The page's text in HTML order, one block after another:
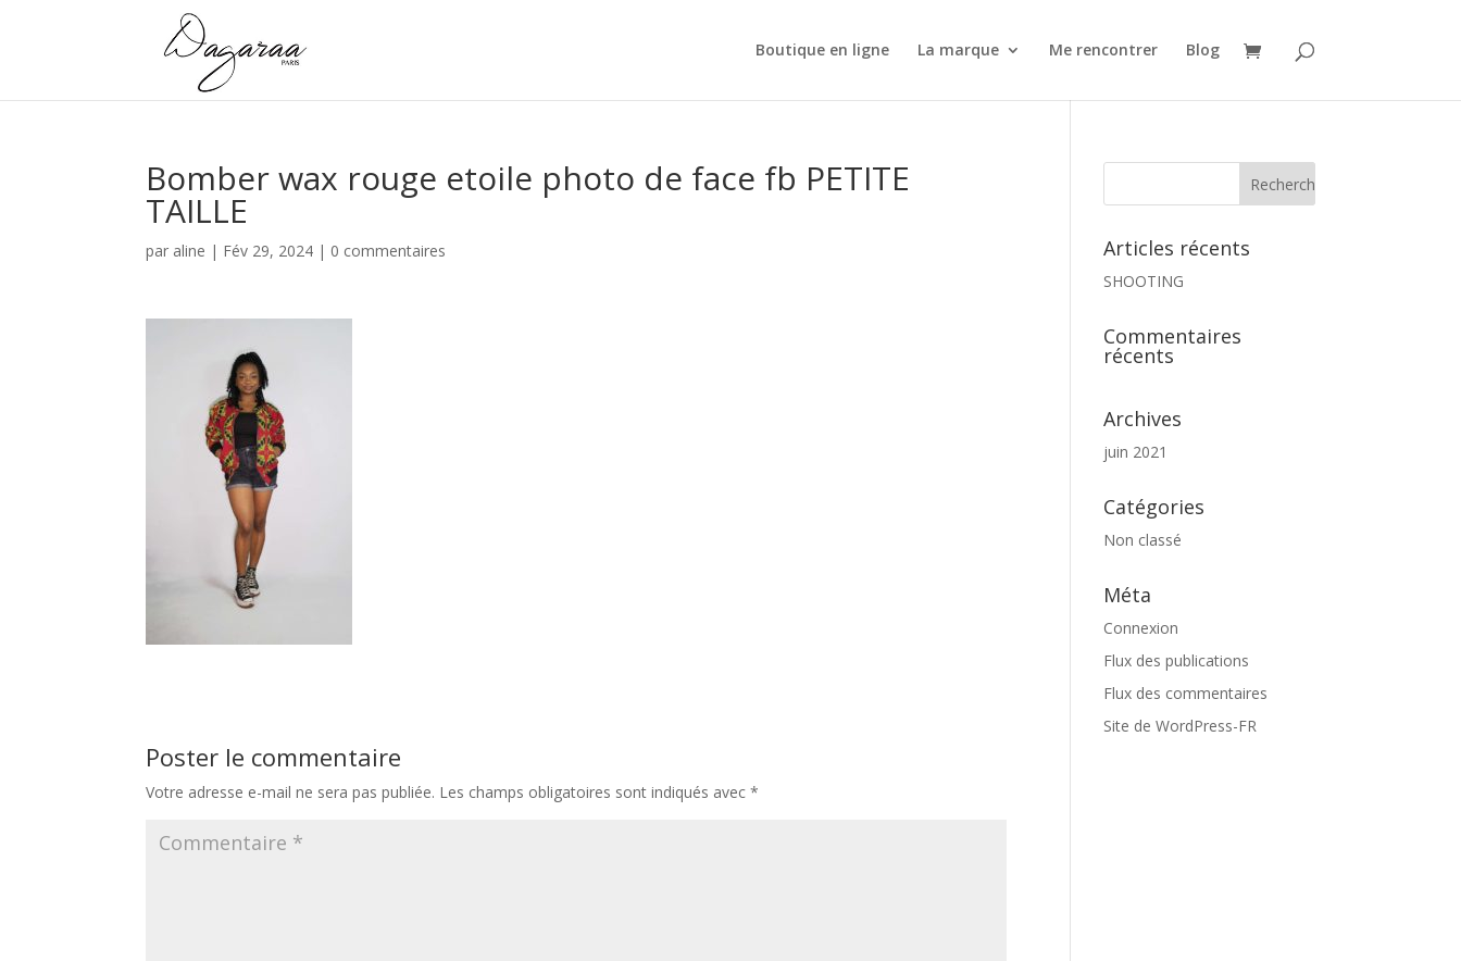
Boutique en ligne La marque Me rencontrer Blog
Bomber wax rouge etoile photo de face fb PETITE
TAILLE
par aline | Fév 29, 2024 | 0 commentaires
Poster le commentaire
Votre adresse e-mail ne sera pas publiée. Les champs obligatoires sont indiqués avec*
Articles récents
SHOOTING
Commentaires
récents
Archives
juin 2021
Catégories
Non classé
Méta
Connexion
Flux des publications
Flux des commentaires
Site de WordPress-FR